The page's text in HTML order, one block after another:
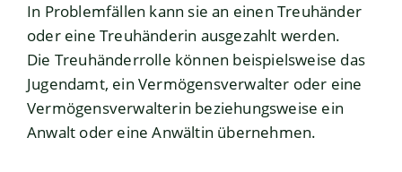
In Problemfällen kann sie an einen Treuhänder
oder eine Treuhänderin ausgezahlt werden.
Die Treuhänderrolle können beispielsweise das
Jugendamt, ein Vermögensverwalter oder eine
Vermögensverwalterin beziehungsweise ein
Anwalt oder eine Anwältin übernehmen.